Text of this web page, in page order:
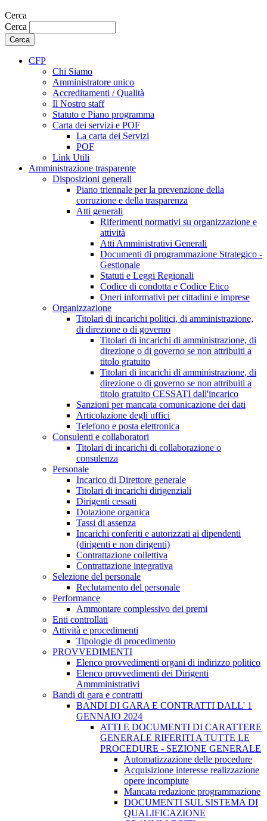
Cerca
Cerca
CFP
Chi Siamo
Amministratore unico
Accreditamenti / Qualità
Il Nostro staff
Statuto e Piano programma
Carta dei servizi e POF
La carta dei Servizi
POF
Link Utili
Amministrazione trasparente
Disposizioni generali
Piano triennale per la prevenzione della
corruzione e della trasparenza
Atti generali
Riferimenti normativi su organizzazione e
attività
Atti Amministrativi Generali
Documenti di programmazione Strategico -
Gestionale
Statuti e Leggi Regionali
Codice di condotta e Codice Etico
Oneri informativi per cittadini e imprese
Organizzazione
Titolari di incarichi politici, di amministrazione,
di direzione o di governo
Titolari di incarichi di amministrazione, di
direzione o di governo se non attribuiti a
titolo gratuito
Titolari di incarichi di amministrazione, di
direzione o di governo se non attribuiti a
titolo gratuito CESSATI dall'incarico
Sanzioni per mancata comunicazione dei dati
Articolazione degli uffici
Telefono e posta elettronica
Consulenti e collaboratori
Titolari di incarichi di collaborazione o
consulenza
Personale
Incarico di Direttore generale
Titolari di incarichi dirigenziali
Dirigenti cessati
Dotazione organica
Tassi di assenza
Incarichi conferiti e autorizzati ai dipendenti
(dirigenti e non dirigenti)
Contrattazione collettiva
Contrattazione integrativa
Selezione del personale
Reclutamento del personale
Performance
Ammontare complessivo dei premi
Enti controllati
Attività e procedimenti
Tipologie di procedimento
PROVVEDIMENTI
Elenco provvedimenti organi di indirizzo politico
Elenco provvedimenti dei Dirigenti
Ammministrativi
Bandi di gara e contratti
BANDI DI GARA E CONTRATTI DALL' 1
GENNAIO 2024
ATTI E DOCUMENTI DI CARATTERE
GENERALE RIFERITI A TUTTE LE
PROCEDURE - SEZIONE GENERALE
Automatizzazione delle procedure
Acquisizione interesse realizzazione
opere incompiute
Mancata redazione programmazione
DOCUMENTI SUL SISTEMA DI
QUALIFICAZIONE